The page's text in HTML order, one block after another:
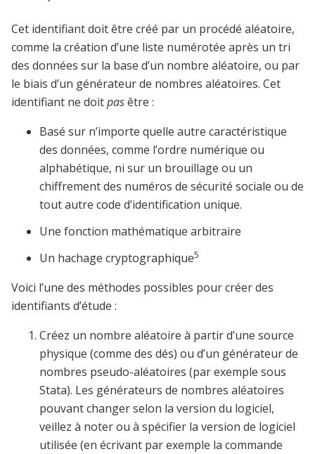
Cet identifiant doit être créé par un procédé aléatoire,
comme la création d’une liste numérotée après un tri
des données sur la base d’un nombre aléatoire, ou par
le biais d’un générateur de nombres aléatoires. Cet
identifiant ne doitpasêtre :
Basé sur n’importe quelle autre caractéristique
des données, comme l’ordre numérique ou
alphabétique, ni sur un brouillage ou un
chiffrement des numéros de sécurité sociale ou de
tout autre code d’identification unique.
Une fonction mathématique arbitraire
Un hachage cryptographique5
Voici l’une des méthodes possibles pour créer des
identifiants d’étude :
Créez un nombre aléatoire à partir d’une source
physique (comme des dés) ou d’un générateur de
nombres pseudo-aléatoires (par exemple sous
Stata). Les générateurs de nombres aléatoires
pouvant changer selon la version du logiciel,
veillez à noter ou à spécifier la version de logiciel
utilisée (en écrivant par exemple la commande